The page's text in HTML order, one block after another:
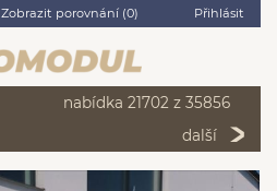
Zobrazit porovnání (0) Přihlásit
nabídka 21702 z 35856
další